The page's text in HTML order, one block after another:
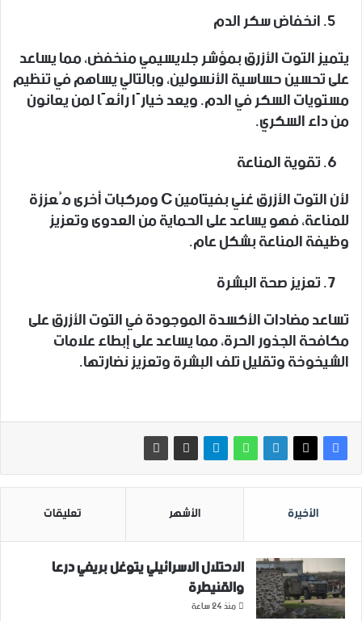
انخفاض سكر الدم
يتميز التوت الأزرق بمؤشر جلايسيمي منخفض، مما يساعد
على تحسين حساسية الأنسولين، وبالتالي يساهم في تنظيم
مستويات السكر في الدم. ويعد خيارًا رائعًا لمن يعانون
من داء السكري.
تقوية المناعة
لأن التوت الأزرق ‎غني بفيتامين C ومركبات أخرى مُعززة
للمناعة، فهو يساعد على الحماية من العدوى وتعزيز
وظيفة المناعة بشكل عام.
تعزيز صحة البشرة
تساعد مضادات الأكسدة الموجودة في التوت الأزرق على
مكافحة الجذور الحرة، مما يساعد على إبطاء علامات
الشيخوخة وتقليل تلف البشرة وتعزيز نضارتها.
الأخيرة الأشهر تعليقات
الاحتلال الاسرائيلي يتوغل بريفي درعا
والقنيطرة
منذ 24 ساعة